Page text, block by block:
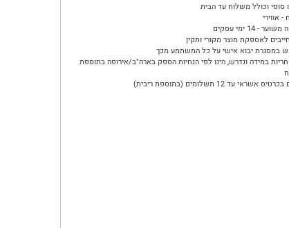
סופי וכולל משלוח עד הבית
אווירי
- 14 ימי עסקים
לאספקת מוצר מקורי ותקין
במסגרת יבוא אישי על כל המשתמע מכך
במידה ונדרש, הינו לפי הנחיות הספק בארה"ב/אירופה בתוספת
עד 12 תשלומים (בתוספת ריבית)